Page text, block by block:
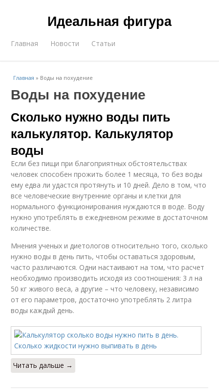
Идеальная фигура
Главная Новости Статьи
Главная » Воды на похудение
Воды на похудение
Сколько нужно воды пить
калькулятор. Калькулятор
воды
Если без пищи при благоприятных обстоятельствах
человек способен прожить более 1 месяца, то без воды
ему едва ли удастся протянуть и 10 дней. Дело в том, что
все человеческие внутренние органы и клетки для
нормального функционирования нуждаются в воде. Воду
нужно употреблять в ежедневном режиме в достаточном
количестве.
Мнения ученых и диетологов относительно того, сколько
нужно воды в день пить, чтобы оставаться здоровым,
часто различаются. Одни настаивают на том, что расчет
необходимо производить исходя из соотношения: 3 л на
50 кг живого веса, а другие – что человеку, независимо
от его параметров, достаточно употреблять 2 литра
воды каждый день.
Читать дальше →